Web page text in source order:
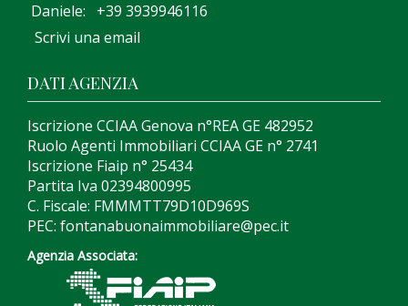
Daniele: +39 3939946116
Scrivi una email
DATI AGENZIA
Iscrizione CCIAA Genova n°REA GE 482952
Ruolo Agenti Immobiliari CCIAA GE n° 2741
Iscrizione Fiaip n° 25434
Partita Iva 02394800995
C. Fiscale: FMMMTT79D10D969S
PEC: fontanabuonaimmobiliare@pec.it
Agenzia Associata: